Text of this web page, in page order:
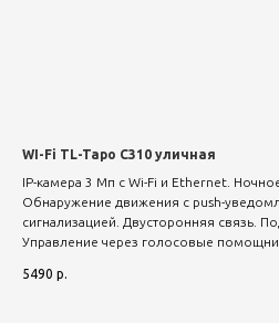
WI-Fi TL-Tapo C310 уличная
IP-камера 3 Мп с Wi-Fi и Ethernet.
Обнаружение движения с push-
сигнализацией. Двусторонняя связь.
Управление через голосовые
5490 р.